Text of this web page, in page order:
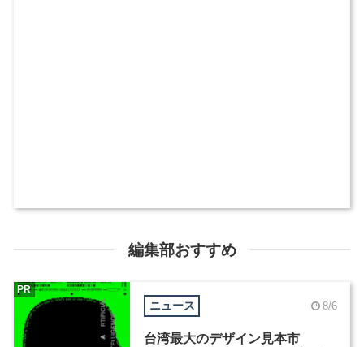
編集部おすすめ
ニュース 8/6
台湾最大のデザイン見本市
PR